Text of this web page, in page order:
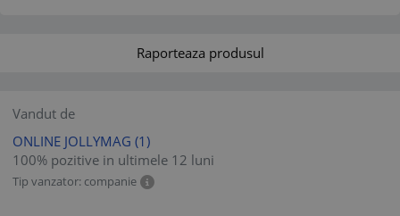
Raporteaza produsul
Vandut de
ONLINE JOLLYMAG (1)
100% pozitive in ultimele 12 luni
Tip vanzator: companie